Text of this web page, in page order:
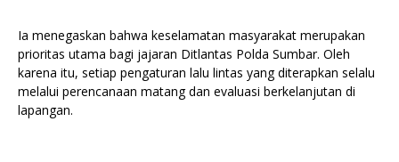
Ia menegaskan bahwa keselamatan masyarakat merupakan
prioritas utama bagi jajaran Ditlantas Polda Sumbar. Oleh
karena itu, setiap pengaturan lalu lintas yang diterapkan selalu
melalui perencanaan matang dan evaluasi berkelanjutan di
lapangan.